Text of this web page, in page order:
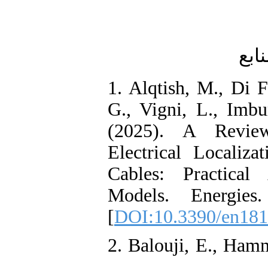
1. Alqtish, M.,
G., Vigni, L.,
(2025). A
Electrical
Cables:
Models.
[DOI:10.3390/
2. Balouji, E.,